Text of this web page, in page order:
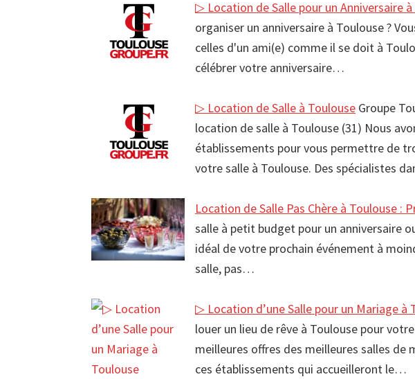
▷ Location de Salle pour un Anniversaire
organiser un anniversaire à Toulouse ?
celles d'un ami(e) comme il se doit à
célébrer votre anniversaire…
▷ Location de Salle à Toulouse Groupe
location de salle à Toulouse (31) Nous
établissements pour vous permettre de
votre salle à Toulouse. Des spécialistes
Location de Salle Pas Chère à Toulouse :
salle à petit budget pour un anniversaire
idéal de votre prochain événement à
salle, pas…
▷ Location d’une Salle pour un Mariage à
louer un lieu de rêve à Toulouse pour
meilleures offres des meilleures salles de
ces établissements qui accueilleront le…